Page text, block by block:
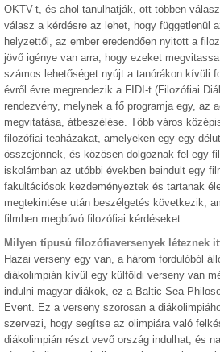
OKTV-t, és ahol tanulhatják, ott többen
válasz a kérdésre az lehet, hogy függetlenül
helyzettől, az ember eredendően nyitott a
jövő igénye van arra, hogy ezeket
számos lehetőséget nyújt a tanórákon kívüli
évről évre megrendezik a FIDI-t (Filozófiai
rendezvény, melynek a fő programja egy, az
megvitatása, átbeszélése. Több város
filozófiai teaházakat, amelyeken egy-egy
összejönnek, és közösen dolgoznak fel egy
iskolámban az utóbbi években beindult egy
fakultációsok kezdeményeztek és tartanak
megtekintése után beszélgetés következik,
filmben megbúvó filozófiai kérdéseket.
Milyen típusú filozófiaversenyek léteznek
Hazai verseny egy van, a három fordulóból
diákolimpián kívül egy külföldi verseny van
indulni magyar diákok, ez a Baltic Sea
Event. Ez a verseny szorosan a
szervezi, hogy segítse az olimpiára való
diákolimpián részt vevő ország indulhat, és